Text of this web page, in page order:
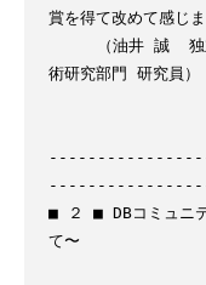
賞を得て改めて感じま
術研究部門 研究員）
■ ２ ■ DBコミュニ
て〜